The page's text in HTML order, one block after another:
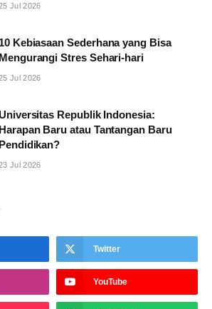
Jul 2026
10 Kebiasaan Sederhana yang Bisa
Mengurangi Stres Sehari-hari
Jul 2026
Universitas Republik Indonesia:
Harapan Baru atau Tantangan Baru
Pendidikan?
Jul 2026
Twitter
YouTube